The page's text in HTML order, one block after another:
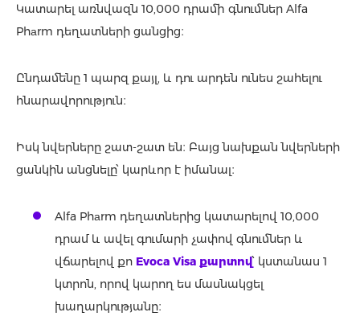
Կատարել առնվազն 10,000 դրամի գնումներ Alfa
Phаrm դեղատների ցանցից։
Ընդամենը 1 պարզ քայլ, և դու արդեն ունես շահելու
հնարավորություն։
Իսկ նվերները շատ-շատ են։ Բայց նախքան նվերների
ցանկին անցնելը՝ կարևոր է իմանալ։
Alfa Phаrm դեղատներից կատարելով 10,000
դրամ և ավել գումարի չափով գնումներ և
վճարելով քո Evoca Visa քարտով՝ կստանաս 1
կտրոն, որով կարող ես մասնակցել
խաղարկությանը։